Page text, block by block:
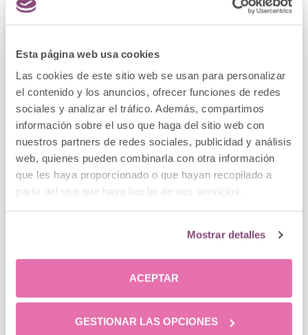
Esta página web usa cookies
Las cookies de este sitio web se usan para personalizar
el contenido y los anuncios, ofrecer funciones de redes
sociales y analizar el tráfico. Además, compartimos
información sobre el uso que haga del sitio web con
nuestros partners de redes sociales, publicidad y análisis
web, quienes pueden combinarla con otra información
que les haya proporcionado o que hayan recopilado a
partir del uso que haya hecho de sus servicios.
Mostrar detalles
ACEPTAR
GESTIONAR LAS OPCIONES
Glúteos perfectos para lucir cuerpo
en verano
Como bien sabéis, en Clínica Menorca nos
preocupamos por vuestra salud. Y no solo lo
hacemos ofreciéndoos los mejores
LEER MÁS